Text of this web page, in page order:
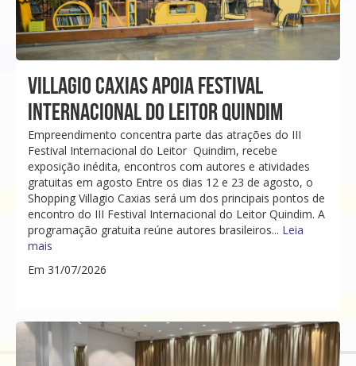
VILLAGIO CAXIAS APOIA FESTIVAL
INTERNACIONAL DO LEITOR QUINDIM
Empreendimento concentra parte das atrações do III
Festival Internacional do Leitor Quindim, recebe
exposição inédita, encontros com autores e atividades
gratuitas em agosto Entre os dias 12 e 23 de agosto, o
Shopping Villagio Caxias será um dos principais pontos de
encontro do III Festival Internacional do Leitor Quindim. A
programação gratuita reúne autores brasileiros... Leia
mais
Em 31/07/2026